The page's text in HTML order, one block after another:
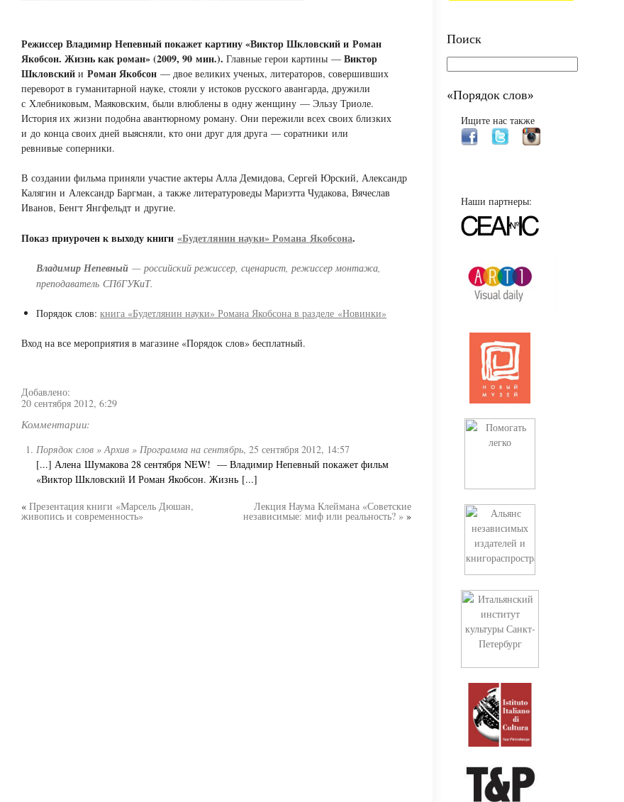
Режиссер Владимир Непевный покажет картину «Виктор Шкловский и Роман
Якобсон. Жизнь как роман» (2009, 90 мин.). Главные герои картины — Виктор
Шкловский и Роман Якобсон — двое великих ученых, литераторов, совершивших
переворот в гуманитарной науке, стояли у истоков русского авангарда, дружили
с Хлебниковым, Маяковским, были влюблены в одну женщину — Эльзу Триоле.
История их жизни подобна авантюрному роману. Они пережили всех своих близких
и до конца своих дней выясняли, кто они друг для друга — соратники или
ревнивые соперники.
В создании фильма приняли участие актеры Алла Демидова, Сергей Юрский, Александр
Калягин и Александр Баргман, а также литературоведы Мариэтта Чудакова, Вячеслав
Иванов, Бенгт Янгфельдт и другие.
Показ приурочен к выходу книги «Будетлянин науки» Романа Якобсона.
Владимир Непевный — российский режиссер, сценарист, режиссер монтажа,
преподаватель СПбГУКиТ.
Порядок слов:книга «Будетлянин науки» Романа Якобсона в разделе «Новинки»
Вход на все мероприятия в магазине «Порядок слов» бесплатный.
Добавлено:
20 сентября 2012, 6:29
Комментарии:
Порядок слов » Архив » Программа на сентябрь,25 сентября 2012, 14:57
[...] Алена Шумакова 28 сентября NEW! — Владимир Непевный покажет фильм
«Виктор Шкловский И Роман Якобсон. Жизнь [...]
« Презентация книги «Марсель Дюшан,
живопись и современность»
Лекция Наума Клеймана «Советские
независимые: миф или реальность? » »
Поиск
«Порядок слов»
Ищите нас также
Наши партнеры: